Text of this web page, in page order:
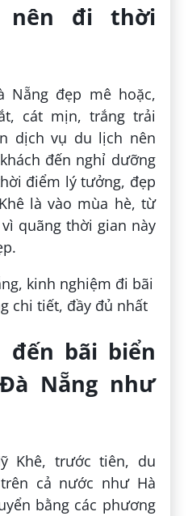
nên đi thời
Nẵng đẹp mê hoặc,
cát mịn, trắng trải
dịch vụ du lịch nên
đến nghỉ dưỡng
điểm lý tưởng, đẹp
là vào mùa hè, từ
quãng thời gian này
đến bãi biển
Nẵng như
Khê, trước tiên, du
cả nước như Hà
bằng các phương